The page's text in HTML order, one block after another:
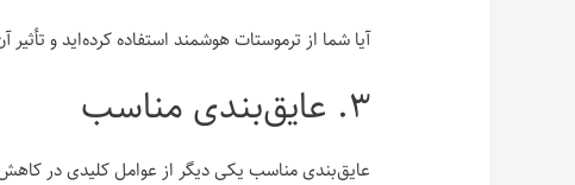
آیا شما از ترموستات هوشمند استفاده کرده‌اید و
۳. عایق‌بندی مناسب
عایق‌بندی مناسب یکی دیگر از عوامل کلیدی در